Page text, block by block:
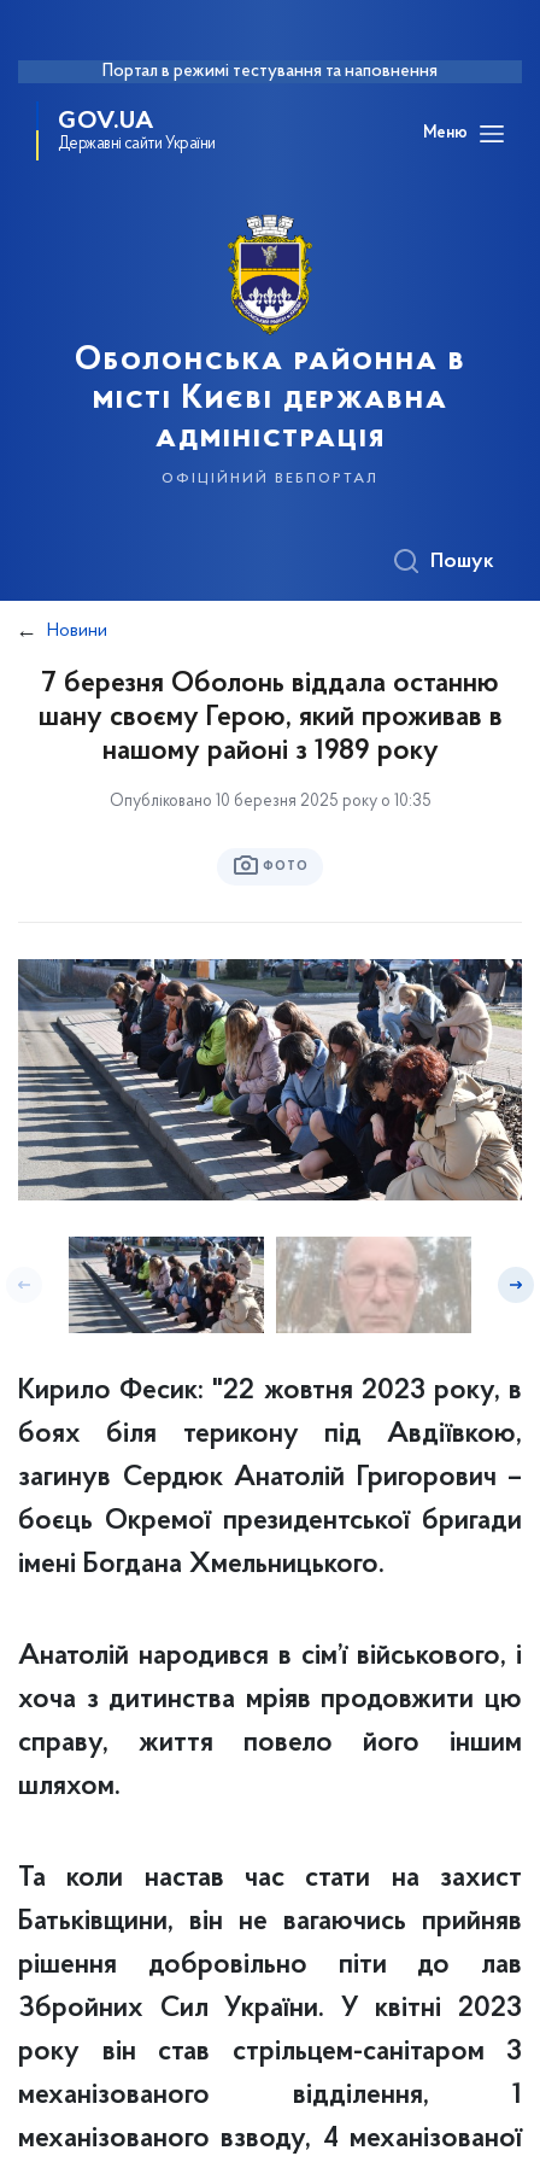
Портал в режимі тестування та наповнення
GOV.UA
Державні сайти України
Меню
Оболонська районна в
місті Києві державна
адміністрація
офіційний вебпортал
Пошук
Новини
7 березня Оболонь віддала останню
шану своєму Герою, який проживав в
нашому районі з 1989 року
Опубліковано 10 березня 2025 року о 10:35
ФОТО
Кирило Фесик: "22 жовтня 2023 року, в
боях біля терикону під Авдіївкою,
загинув Сердюк Анатолій Григорович –
боєць Окремої президентської бригади
імені Богдана Хмельницького.
Анатолій народився в сім’ї військового, і
хоча з дитинства мріяв продовжити цю
справу, життя повело його іншим
шляхом.
Та коли настав час стати на захист
Батьківщини, він не вагаючись прийняв
рішення добровільно піти до лав
Збройних Сил України. У квітні 2023
року він став стрільцем-санітаром 3
механізованого відділення, 1
механізованого взводу, 4 механізованої